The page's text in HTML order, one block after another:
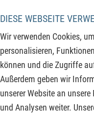
DIESE WEBSEITE
Wir verwenden Cookies,
personalisieren,
können und die Zugriffe
Außerdem geben wir
unserer Website an
und Analysen weiter.
strategische
Kehrtwenden bei
agieren in einem
starker operativer
Aktienkurse äußerst
oder geopolitische
Osten in aller